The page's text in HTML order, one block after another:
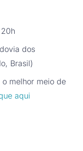
dos
Brasil)
melhor meio de
aqui